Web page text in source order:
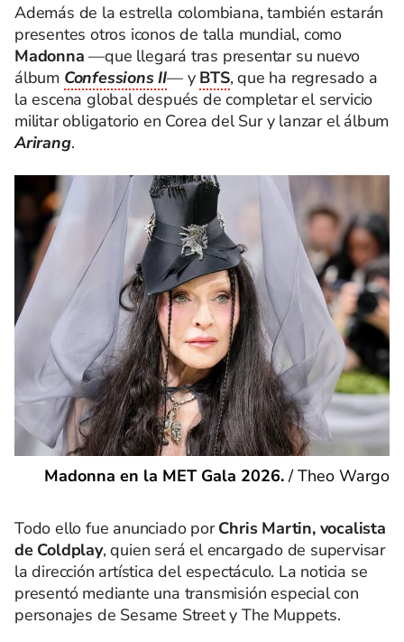
Además de la estrella colombiana, también estarán
presentes otros iconos de talla mundial, como
Madonna —que llegará tras presentar su nuevo
álbum Confessions II— y BTS, que ha regresado a
la escena global después de completar el servicio
militar obligatorio en Corea del Sur y lanzar el álbum
Arirang.
Madonna en la MET Gala 2026./Theo Wargo
Todo ello fue anunciado porChris Martin, vocalista
de Coldplay, quien será el encargado de supervisar
la dirección artística del espectáculo. La noticia se
presentó mediante una transmisión especial con
personajes de Sesame Street y The Muppets.